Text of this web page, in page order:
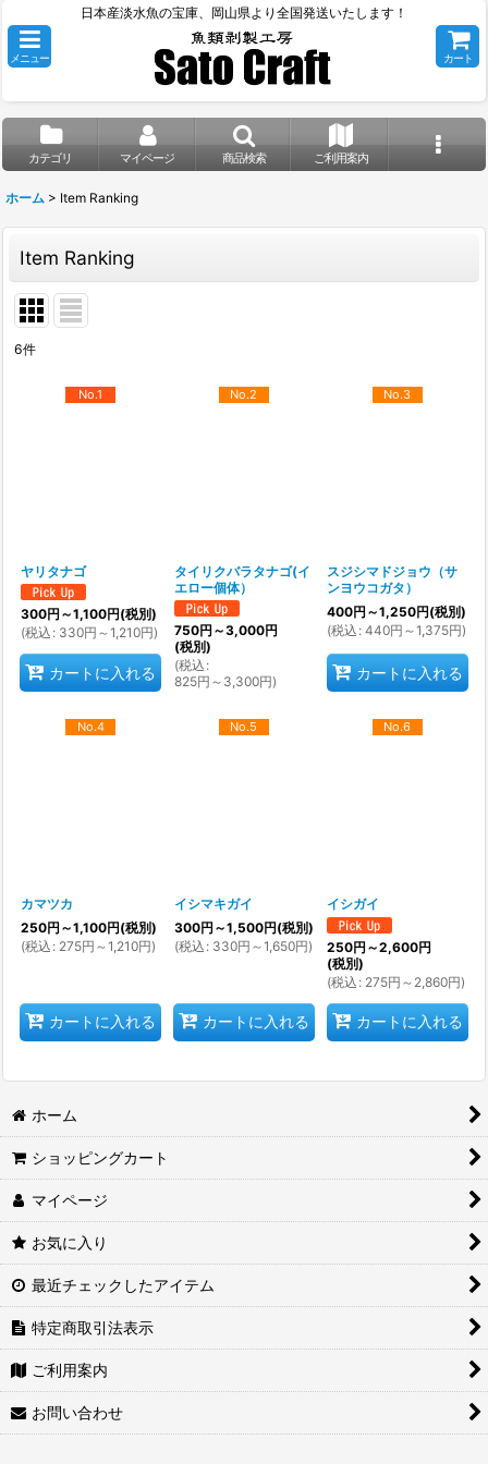
日本産淡水魚の宝庫、岡山県より全国発送いたします！
メニュー カート
カテゴリ マイページ 商品検索 ご利用案内
ホーム > Item Ranking
Item Ranking
6件
No.1
ヤリタナゴ
300円 ～1,100円(税別)
(税込 : 330円 ～1,210円)
カートに入れる
No.2
タイリクバラタナゴ(イ
エロー個体）
750円 ～3,000円
(税別)
(税込 :
825円 ～3,300円)
No.3
スジシマドジョウ（サ
ンヨウコガタ）
400円 ～1,250円(税別)
(税込 : 440円 ～1,375円)
カートに入れる
No.4
カマツカ
250円 ～1,100円(税別)
(税込 : 275円 ～1,210円)
カートに入れる
No.5
イシマキガイ
300円 ～1,500円(税別)
(税込 : 330円 ～1,650円)
カートに入れる
No.6
イシガイ
250円 ～2,600円
(税別)
(税込 : 275円 ～2,860円)
カートに入れる
ホーム
ショッピングカート
マイページ
お気に入り
最近チェックしたアイテム
特定商取引法表示
ご利用案内
お問い合わせ